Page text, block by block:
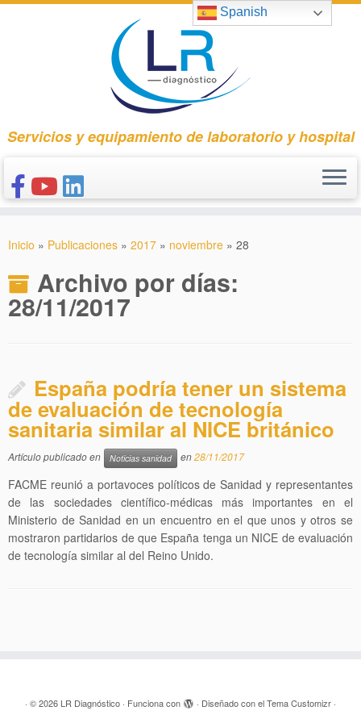
Saltar
Servicios y equipamiento de laboratorio y hospital
CONÓCENOS
NUESTROS PRODUCTOS
PUBLICACIONES
Inicio » Publicaciones » 2017 » noviembre » 28
Archivo por días:
28/11/2017
España podría tener un sistema
de evaluación de tecnología
sanitaria similar al NICE británico
Artículo publicado en Noticias sanidad en28/11/2017
FACME reunió a portavoces políticos de Sanidad y representantes
de las sociedades científico-médicas más importantes en el
Ministerio de Sanidad en un encuentro en el que unos y otros se
mostraron partidarios de que España tenga un NICE de evaluación
de tecnología similar al del Reino Unido.
· © 2026 LR Diagnóstico · Funciona con · Diseñado con elTema Customizr ·
Spanish